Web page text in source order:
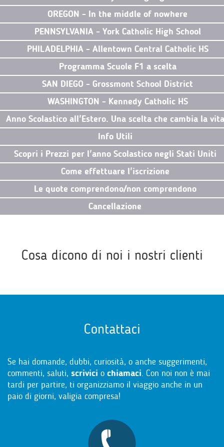
OREGON - In the middle of nowhere
PENNSYLVANIA - York Catholic High School
PHILADELPHIA - Allentown Central Catholic HS
Programma Scuole F1 a scelta
SAN DIEGO - Grossmont School District
WASHINGTON - Kennedy Catholic HS
Anno Scolastico all'Estero. Una scelta che cambia la vita
Info Utili
Scopri i Prezzi per l'anno Scolastico negli Stati Uniti
Come effettuare l'iscrizione
Le quote comprendono/non comprendono
Cancellazione
Cosa dicono di noi i nostri clienti
Contattaci
Se hai domande, dubbi, curiosità, o anche suggerimenti,
commenti, saluti, scrivici o chiamaci. Con noi non è mai
tardi per partire, ti organizziamo il viaggio anche in un
paio di giorni, valigia compresa!